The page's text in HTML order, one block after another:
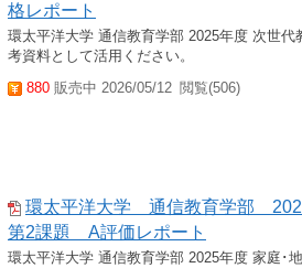
格レポート
環太平洋大学 通信教育学部 2025年度 次世
考資料として活用ください。
880 販売中 2026/05/12 閲覧(506)
環太平洋大学 通信教育学部
第2課題 A評価レポート
環太平洋大学 通信教育学部 2025年度 家庭･